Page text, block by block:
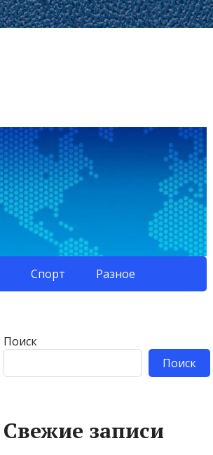
Спорт Разное
Поиск
Поиск
Свежие записи